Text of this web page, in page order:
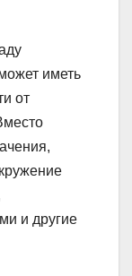
иметь
от
и другие